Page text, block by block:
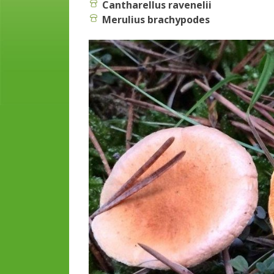
Cantharellus ravenelii
Merulius brachypodes